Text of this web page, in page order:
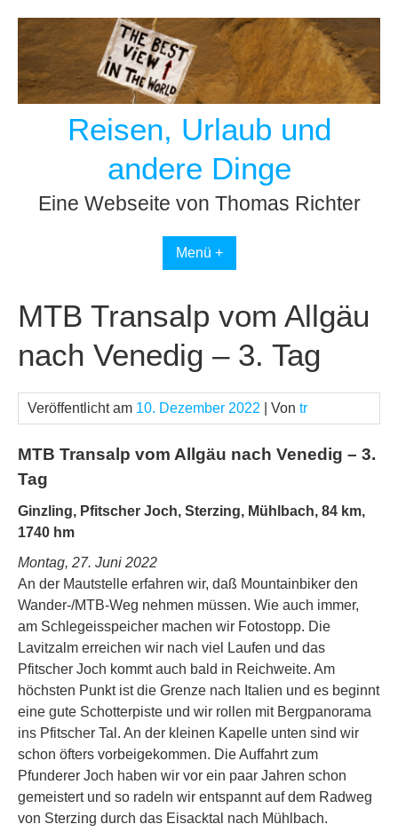
content
Reisen, Urlaub und
andere Dinge
Eine Webseite von Thomas Richter
Menü +
MTB Transalp vom Allgäu
nach Venedig – 3. Tag
Veröffentlicht am 10. Dezember 2022 | Von tr
MTB Transalp vom Allgäu nach Venedig – 3.
Tag
Ginzling, Pfitscher Joch, Sterzing, Mühlbach, 84 km,
1740 hm
Montag, 27. Juni 2022
An der Mautstelle erfahren wir, daß Mountainbiker den
Wander-/MTB-Weg nehmen müssen. Wie auch immer,
am Schlegeisspeicher machen wir Fotostopp. Die
Lavitzalm erreichen wir nach viel Laufen und das
Pfitscher Joch kommt auch bald in Reichweite. Am
höchsten Punkt ist die Grenze nach Italien und es beginnt
eine gute Schotterpiste und wir rollen mit Bergpanorama
ins Pfitscher Tal. An der kleinen Kapelle unten sind wir
schon öfters vorbeigekommen. Die Auffahrt zum
Pfunderer Joch haben wir vor ein paar Jahren schon
gemeistert und so radeln wir entspannt auf dem Radweg
von Sterzing durch das Eisacktal nach Mühlbach.